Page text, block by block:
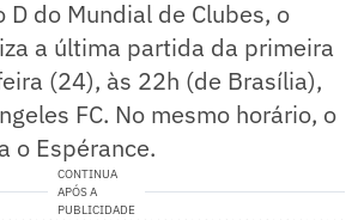
D do Mundial de Clubes, o
a última partida da primeira
(24), às 22h (de Brasília),
FC. No mesmo horário, o
o Espérance.
CONTINUA
APÓS A
PUBLICIDADE